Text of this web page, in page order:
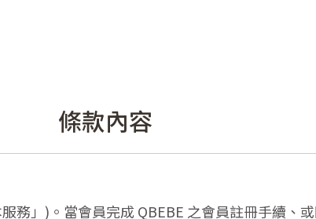
條款內容
務」)。當會員完成 QBEBE 之會員註冊手續、